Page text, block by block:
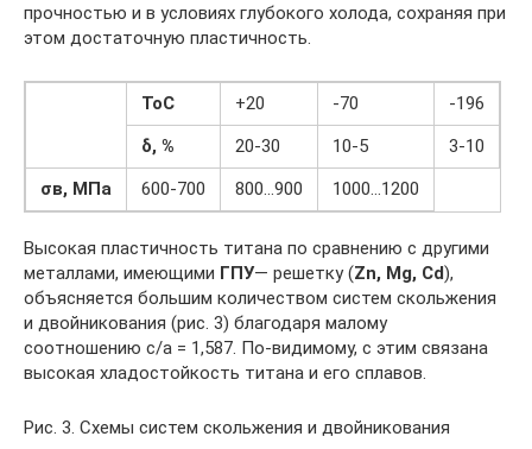
прочностью и в условиях глубокого холода, сохраняя при
этом достаточную пластичность.
ТоС +20 -70
-196
δ, %
20-30 10-5
3-10
σв, МПа
600-700 800…900 1000…1200
Высокая пластичность титана по сравнению с другими
металлами, имеющими ГПУ— решетку (Zn, Mg, Cd),
объясняется большим количеством систем скольжения
и двойникования (рис. 3) благодаря малому
соотношению с/а = 1,587. По-видимому, с этим связана
высокая хладостойкость титана и его сплавов.
Рис. 3. Схемы систем скольжения и двойникования